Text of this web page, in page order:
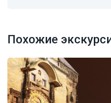
Похожие